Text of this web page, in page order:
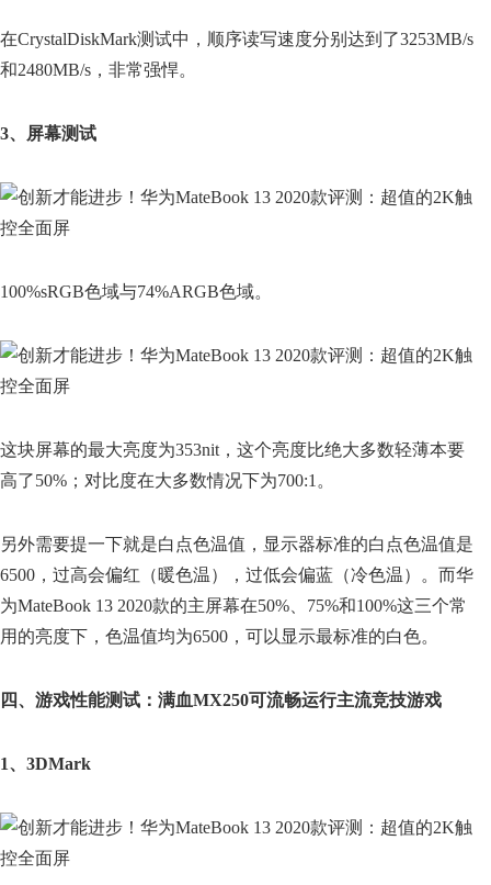
在CrystalDiskMark测试中，顺序读写速度分别达到了3253MB/s
和2480MB/s，非常强悍。
3、屏幕测试
100%sRGB色域与74%ARGB色域。
这块屏幕的最大亮度为353nit，这个亮度比绝大多数轻薄本要
高了50%；对比度在大多数情况下为700:1。
另外需要提一下就是白点色温值，显示器标准的白点色温值是
6500，过高会偏红（暖色温），过低会偏蓝（冷色温）。而华
为MateBook 13 2020款的主屏幕在50%、75%和100%这三个常
用的亮度下，色温值均为6500，可以显示最标准的白色。
四、游戏性能测试：满血MX250可流畅运行主流竞技游戏
1、3DMark